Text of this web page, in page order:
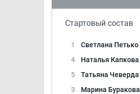
Стартовый состав
1 Светлана Петько
4
Наталья Капкова
5
Татьяна Чеверда
3
Марина Буракова